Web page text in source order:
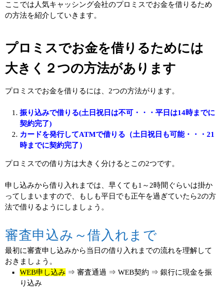
ここでは人気キャッシング会社のプロミスでお金を借りるため
の方法を紹介していきます。
プロミスでお金を借りるためには
大きく２つの方法があります
プロミスでお金を借りるには、2つの方法がります。
振り込みで借りる(土日祝日は不可・・・平日は14時までに
契約完了)
カードを発行してATMで借りる（土日祝日も可能・・・21
時までに契約完了）
プロミスでの借り方は大きく分けるとこの2つです。
申し込みから借り入れまでは、早くても1～2時間ぐらいは掛か
ってしまいますので、もしも平日でも正午を過ぎていたら2の方
法で借りるようにしましょう。
審査申込み～借入れまで
最初に審査申し込みから当日の借り入れまでの流れを理解して
おきましょう。
WEB申し込み ⇒ 審査通過 ⇒ WEB契約 ⇒ 銀行に現金を振
り込み